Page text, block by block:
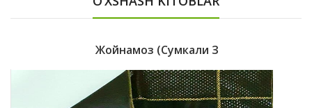
Жойнамоз (сумкали З